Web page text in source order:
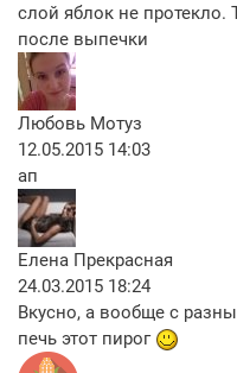
слой яблок не протекло.
после выпечки
Любовь Мотуз
12.05.2015 14:03
ап
Елена Прекрасная
24.03.2015 18:24
Вкусно, а вообще с
печь этот пирог